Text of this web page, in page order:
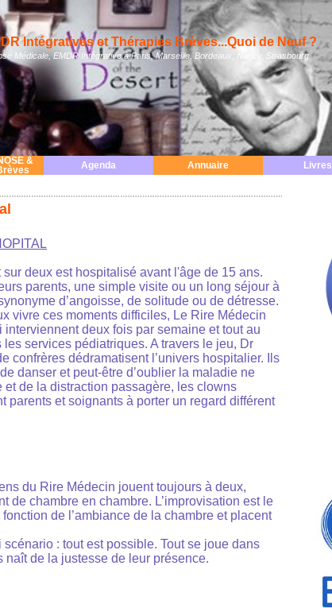
Intégratives et Thérapies Brèves...Quoi de Neuf ?
Médicale, EMDR Intégrative à Paris, Marseille, Bordeaux, Nancy, Strasbourg
&
Agenda Annuaire Livres
sur deux est hospitalisé avant l'âge de 15 ans.
parents, une simple visite ou un long séjour à
d’angoisse, de solitude ou de détresse.
vivre ces moments difficiles, Le Rire Médecin
interviennent deux fois par semaine et tout au
les services pédiatriques. A travers le jeu, Dr
confrères dédramatisent l’univers hospitalier. Ils
danser et peut-être d’oublier la maladie ne
et de la distraction passagère, les clowns
parents et soignants à porter un regard différent
du Rire Médecin jouent toujours à deux,
de chambre en chambre. L’improvisation est le
de l’ambiance de la chambre et placent
: tout est possible. Tout se joue dans
de la justesse de leur présence.